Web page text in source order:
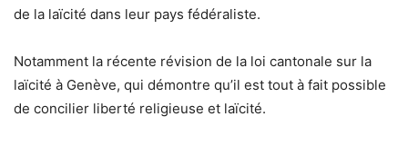
de la laïcité dans leur pays fédéraliste.
Notamment la récente révision de la loi cantonale sur la
laïcité à Genève, qui démontre qu’il est tout à fait possible
de concilier liberté religieuse et laïcité.